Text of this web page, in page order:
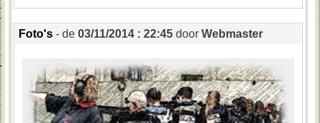
Foto's - de 03/11/2014 : 22:45door Webmaster